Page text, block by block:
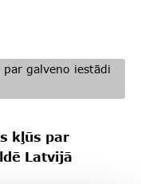
kļūs par
Latvijā